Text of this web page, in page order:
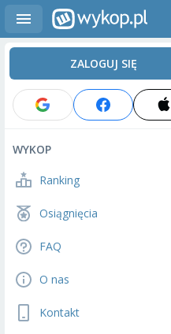
ZALOGUJ SIĘ
WYKOP
Ranking
Osiągnięcia
FAQ
O nas
Kontakt